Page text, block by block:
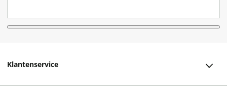
Klantenservice